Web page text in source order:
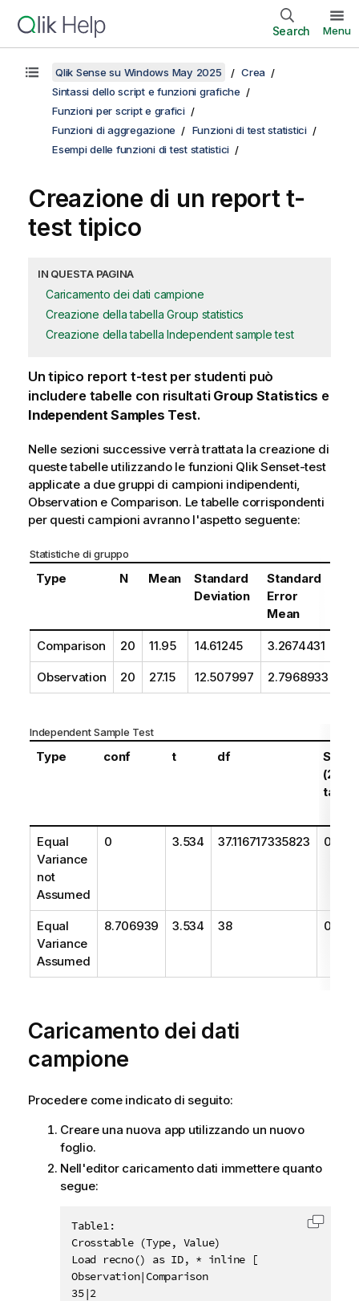
Search Menu
Qlik Sense su Windows May 2025
Crea
Sintassi dello script e funzioni grafiche
Funzioni per script e grafici
Funzioni di aggregazione
Funzioni di test statistici
Esempi delle funzioni di test statistici
Creazione di un reportt-
test tipico
IN QUESTA PAGINA
Caricamento dei dati campione
Creazione della tabella Group statistics
Creazione della tabella Independent sample test
Un tipico report t-testper studenti può
includere tabelle con risultati Group Statistics e
Independent Samples Test.
Nelle sezioni successive verrà trattata la creazione di
queste tabelle utilizzando le funzioni Qlik Senset-test
applicate a due gruppi di campioni indipendenti,
Observation e Comparison. Le tabelle corrispondenti
per questi campioni avranno l'aspetto seguente:
Statistiche di gruppo
Type N Mean
Standard
Deviation
Standard
Error
Mean
Comparison 20 11.95 14.61245 3.2674431
Observation 20 27.15 12.507997 2.7968933
Independent Sample Test
Type conf t df
Sig.
(2-
Equal
Variance
not
Assumed
0 3.534 37.116717335823 0.001
Equal
Variance
Assumed
8.706939 3.534 38 0.001
Caricamento dei dati
campione
Procedere come indicato di seguito:
Creare una nuova app utilizzando un nuovo
foglio.
Nell'editor caricamento dati immettere quanto
segue:
Table1:
Crosstable (Type, Value)
Load recno() as ID, * inline [
Observation|Comparison
35|2
Copia